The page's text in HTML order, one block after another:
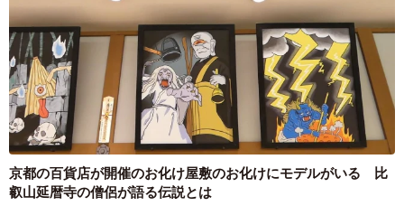
京都の百貨店が開催のお化け屋敷のお化けにモデルがいる 比
叡山延暦寺の僧侶が語る伝説とは